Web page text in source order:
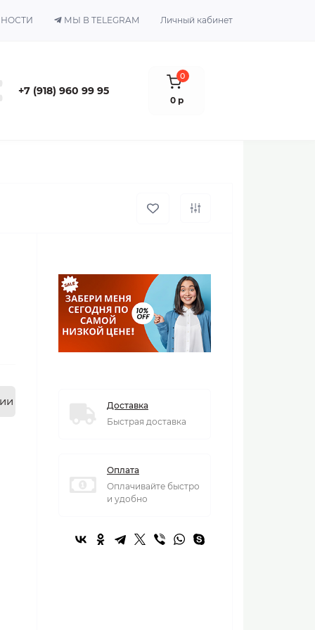
МЫ В TELEGRAM Личный кабинет
+7 (918) 960 99 95
0
0 р
Доставка
Быстрая доставка
Оплата
Оплачивайте быстро
и удобно